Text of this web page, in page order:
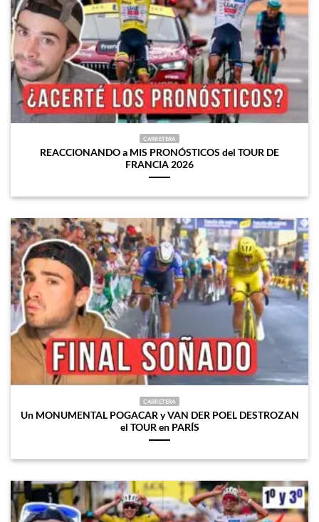
CARRETERA
REACCIONANDO a MIS PRONÓSTICOS del TOUR DE
FRANCIA 2026
CARRETERA
Un MONUMENTAL POGACAR y VAN DER POEL DESTROZAN
el TOUR en PARÍS